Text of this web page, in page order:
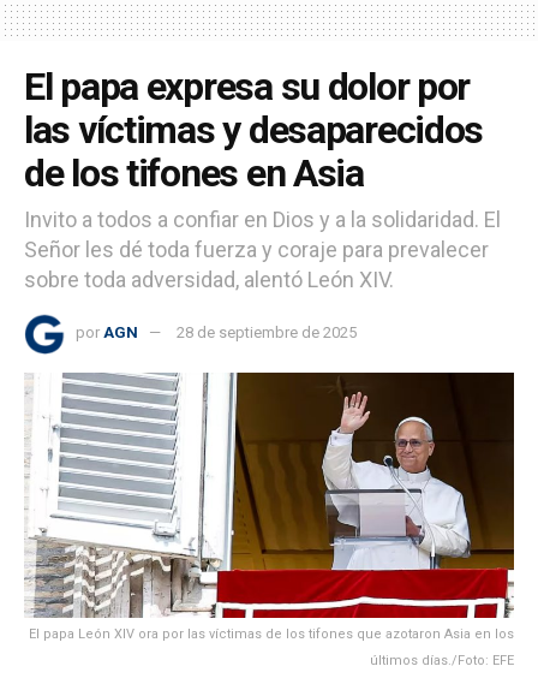
El papa expresa su dolor por
las víctimas y desaparecidos
de los tifones en Asia
Invito a todos a confiar en Dios y a la solidaridad. El
Señor les dé toda fuerza y coraje para prevalecer
sobre toda adversidad, alentó León XIV.
por AGN 28 de septiembre de 2025
El papa León XIV ora por las víctimas de los tifones que azotaron Asia en los
últimos días./Foto: EFE